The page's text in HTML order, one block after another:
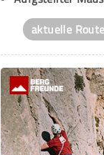
aktuelle